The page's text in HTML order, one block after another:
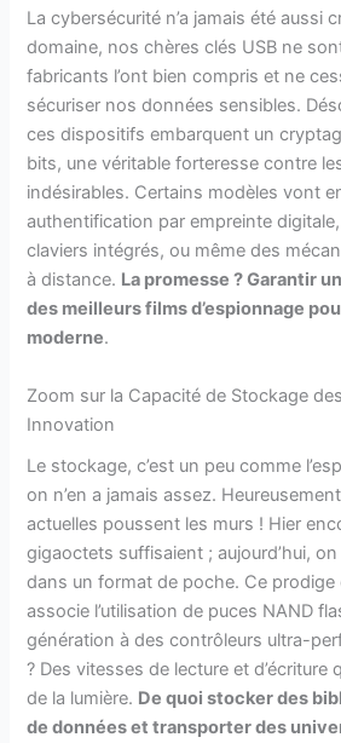
La cybersécurité n’a jamais été aussi
domaine, nos chères clés USB ne
fabricants l’ont bien compris et ne
sécuriser nos données sensibles.
ces dispositifs embarquent un
bits, une véritable forteresse contre
indésirables. Certains modèles vont
authentification par empreinte
claviers intégrés, ou même des
à distance. La promesse ? Garantir
des meilleurs films d’espionnage
moderne.
Zoom sur la Capacité de Stockage
Innovation
Le stockage, c’est un peu comme
on n’en a jamais assez.
actuelles poussent les murs ! Hier
gigaoctets suffisaient ; aujourd’hui,
dans un format de poche. Ce prodige
associe l’utilisation de puces NAND
génération à des contrôleurs ultra-
? Des vitesses de lecture et d’écriture
de la lumière. De quoi stocker des
de données et transporter des